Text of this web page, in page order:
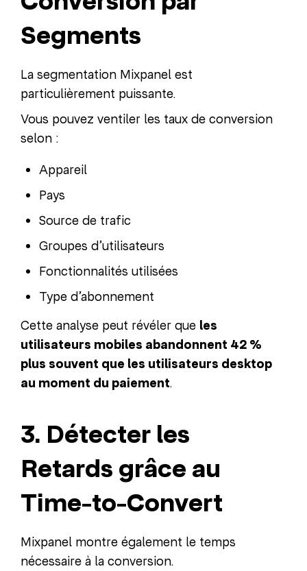
Segments
La segmentation Mixpanel est
particulièrement puissante.
Vous pouvez ventiler les taux de conversion
selon :
Appareil
Pays
Source de trafic
Groupes d’utilisateurs
Fonctionnalités utilisées
Type d’abonnement
Cette analyse peut révéler que les
utilisateurs mobiles abandonnent 42 %
plus souvent que les utilisateurs desktop
au moment du paiement.
3. Détecter les
Retards grâce au
Time-to-Convert
Mixpanel montre également le temps
nécessaire à la conversion.